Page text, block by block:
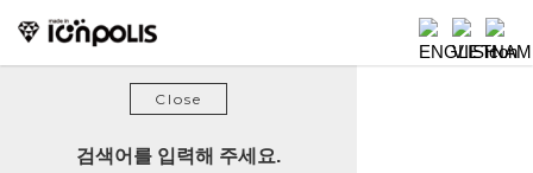
방문해 주셔서 감사합니다.
Close
검색어를 입력해 주세요.